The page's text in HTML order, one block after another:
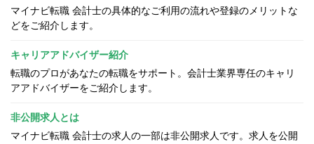
マイナビ転職 会計士の具体的なご利用の流れや登録のメリットな
どをご紹介します。
キャリアアドバイザー紹介
転職のプロがあなたの転職をサポート。会計士業界専任のキャリ
アアドバイザーをご紹介します。
非公開求人とは
マイナビ転職 会計士の求人の一部は非公開求人です。求人を公開